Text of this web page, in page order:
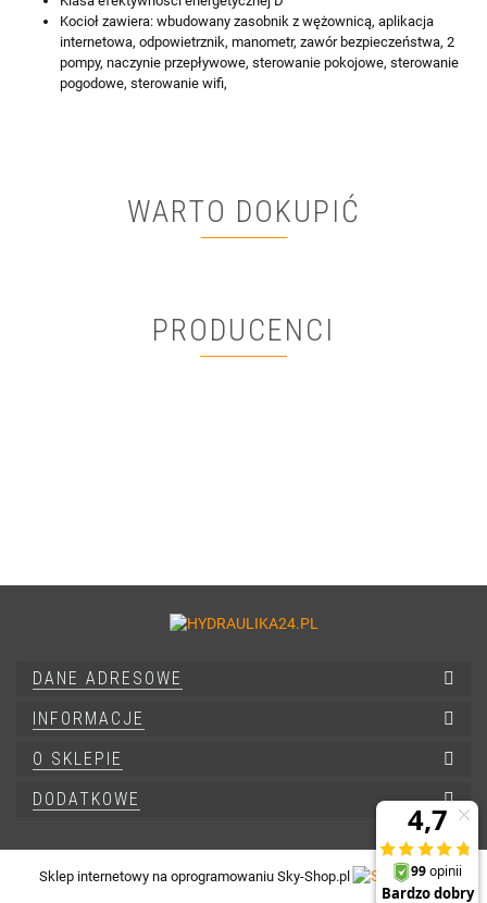
Kocioł zawiera: wbudowany zasobnik z wężownicą, aplikacja
internetowa, odpowietrznik, manometr, zawór bezpieczeństwa, 2
pompy, naczynie przepływowe, sterowanie pokojowe, sterowanie
pogodowe, sterowanie wifi,
WARTO DOKUPIĆ
PRODUCENCI
DANE ADRESOWE
INFORMACJE
O SKLEPIE
DODATKOWE
Sklep internetowy na oprogramowaniu Sky-Shop.pl